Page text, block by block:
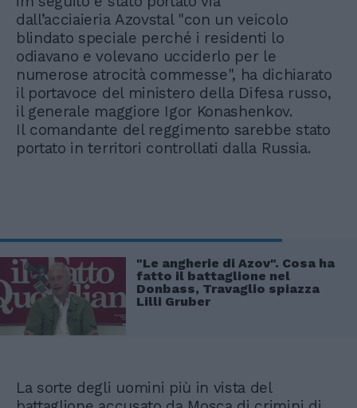
dall’acciaieria Azovstal "con un veicolo
blindato speciale perché i residenti lo
odiavano e volevano ucciderlo per le
numerose atrocità commesse", ha dichiarato
il portavoce del ministero della Difesa russo,
il generale maggiore Igor Konashenkov.
Il comandante del reggimento sarebbe stato
portato in territori controllati dalla Russia.
"Le angherie di Azov". Cosa ha
fatto il battaglione nel
Donbass, Travaglio spiazza
Lilli Gruber
La sorte degli uomini più in vista del